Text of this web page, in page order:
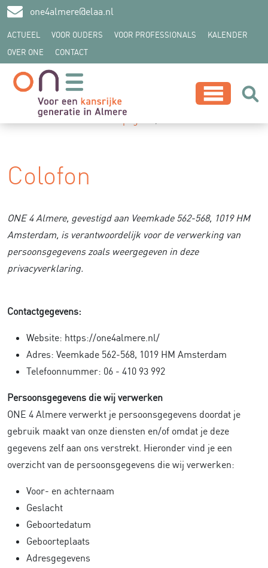
one4almere@elaa.nl
ACTUEEL VOOR OUDERS VOOR PROFESSIONALS
KALENDER
OVER ONE
CONTACT
U bevindt zich hier:
Colofon
ONE 4 Almere, gevestigd aan Veemkade 562-568, 1019 HM
Amsterdam, is verantwoordelijk voor de verwerking van
persoonsgegevens zoals weergegeven in deze
privacyverklaring.
Contactgegevens:
Website: https://one4almere.nl/
Adres: Veemkade 562-568, 1019 HM Amsterdam
Telefoonnummer: 06 - 410 93 992
Persoonsgegevens die wij verwerken
ONE 4 Almere verwerkt je persoonsgegevens doordat je
gebruik maakt van onze diensten en/of omdat je deze
gegevens zelf aan ons verstrekt. Hieronder vind je een
overzicht van de persoonsgegevens die wij verwerken:
Voor- en achternaam
Geslacht
Geboortedatum
Geboorteplaats
Adresgegevens